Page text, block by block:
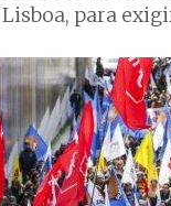
Lisboa, para